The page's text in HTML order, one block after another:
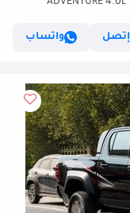
إتصل
واتساب